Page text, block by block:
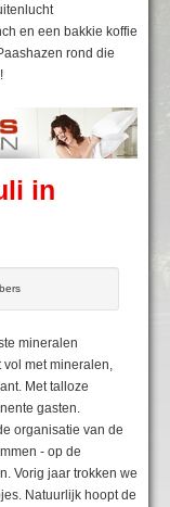
en een bakkie koffie
rond die
in
mineralen
vol met mineralen,
Met talloze
gasten.
organisatie van de
- op de
Vorig jaar trokken we
Natuurlijk hoopt de